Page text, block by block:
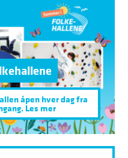
åpen hver dag fra
Les mer